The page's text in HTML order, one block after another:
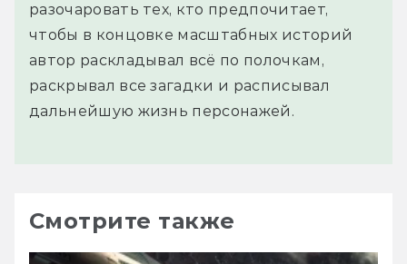
разочаровать тех, кто предпочитает,
чтобы в концовке масштабных историй
автор раскладывал всё по полочкам,
раскрывал все загадки и расписывал
дальнейшую жизнь персонажей.
Смотрите также